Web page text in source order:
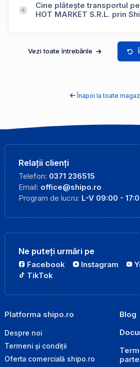
Cine plătește transportul
HOT MARKET S.R.L. prin
Vezi toate întrebările
Înapoi la toate
Relații clienți
Telefon: 0371 236515
Email: office@shipo.ro
Program de lucru: L-V 09:00 -
Ne puteți urmări pe
Facebook Instagram
TikTok
Platforma shipo.ro
Despre noi
Termeni și condiții
Oferta comercială shipo.ro
Blog